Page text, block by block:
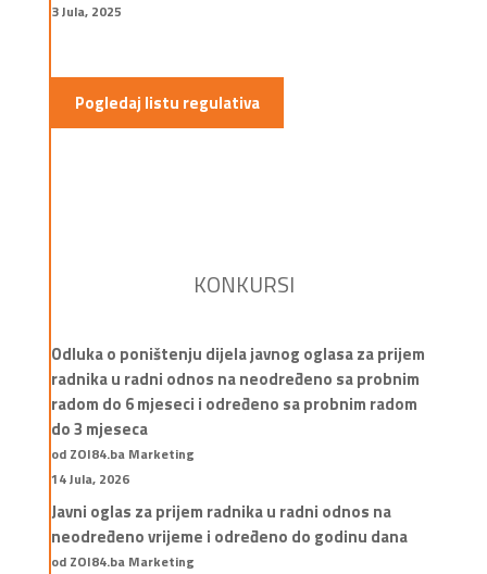
3 Jula, 2025
Pogledaj listu regulativa
KONKURSI
Odluka o poništenju dijela javnog oglasa za prijem
radnika u radni odnos na neodređeno sa probnim
radom do 6 mjeseci i određeno sa probnim radom
do 3 mjeseca
od ZOI84.ba Marketing
14 Jula, 2026
Javni oglas za prijem radnika u radni odnos na
neodređeno vrijeme i određeno do godinu dana
od ZOI84.ba Marketing